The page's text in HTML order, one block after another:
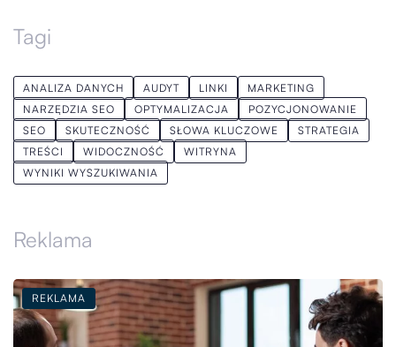
Tagi
ANALIZA DANYCH AUDYT LINKI
MARKETING
NARZĘDZIA SEO
OPTYMALIZACJA
POZYCJONOWANIE
SEO
SKUTECZNOŚĆ SŁOWA KLUCZOWE
STRATEGIA
TREŚCI
WIDOCZNOŚĆ
WITRYNA
WYNIKI WYSZUKIWANIA
Reklama
REKLAMA